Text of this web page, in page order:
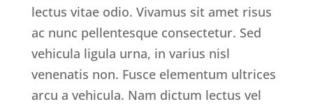
lectus vitae odio. Vivamus sit amet risus
ac nunc pellentesque consectetur. Sed
vehicula ligula urna, in varius nisl
venenatis non. Fusce elementum ultrices
arcu a vehicula. Nam dictum lectus vel